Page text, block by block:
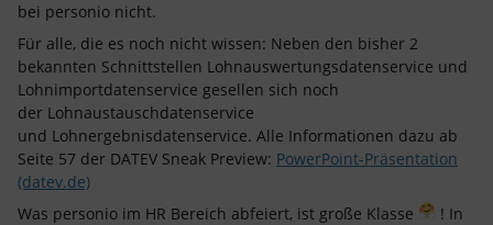
bei personio nicht.
Für alle, die es noch nicht wissen: Neben den bisher 2
bekannten Schnittstellen Lohnauswertungsdatenservice und
Lohnimportdatenservice gesellen sich noch
der Lohnaustauschdatenservice
und Lohnergebnisdatenservice. Alle Informationen dazu ab
Seite 57 der DATEV Sneak Preview: PowerPoint-Präsentation
(datev.de)
Was personio im HR Bereich abfeiert, ist große Klasse
! In